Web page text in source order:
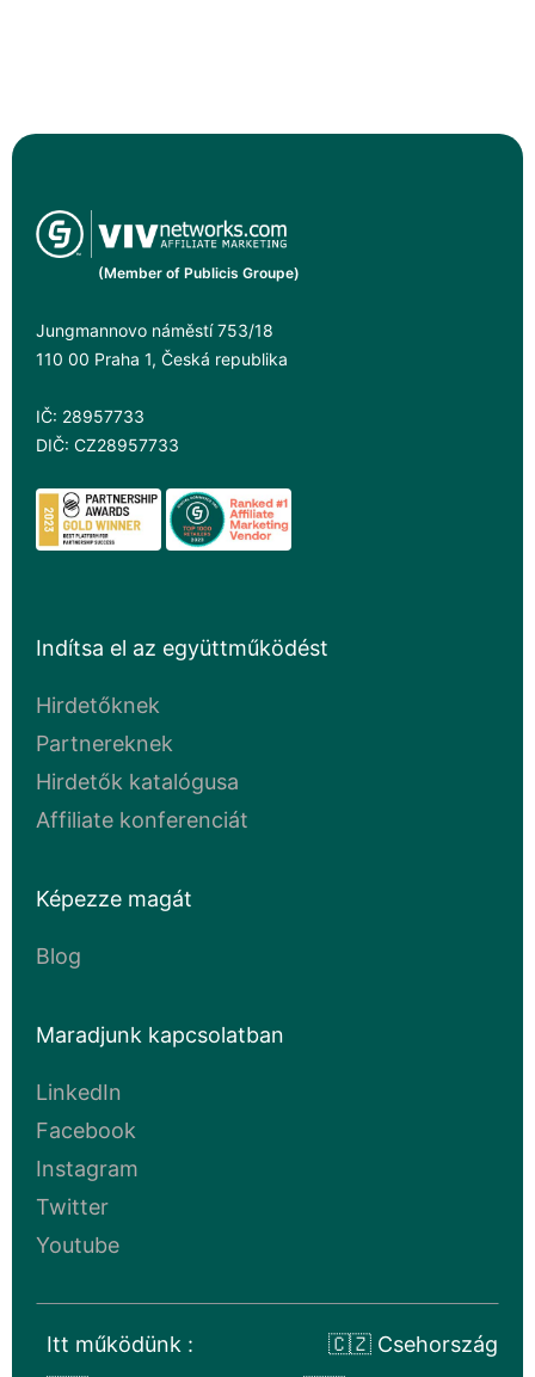
(Member of Publicis Groupe)
Jungmannovo náměstí 753/18
110 00 Praha 1, Česká republika
IČ: 28957733
DIČ: CZ28957733
Indítsa el az együttműködést
Hirdetőknek
Partnereknek
Hirdetők katalógusa
Affiliate konferenciát
Képezze magát
Blog
Maradjunk kapcsolatban
LinkedIn
Facebook
Instagram
Twitter
Youtube
Itt működünk :
🇨🇿 Csehország